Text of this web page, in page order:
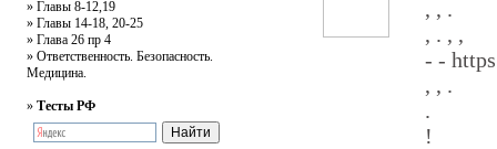
» Главы 8-12,19
» Главы 14-18, 20-25
» Глава 26 пр 4
» Ответственность. Безопасность.
Медицина.
» Тесты РФ
, , .
, . , ,
- -
, , .
.
!